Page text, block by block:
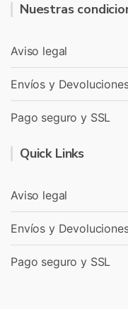
Nuestras
Aviso legal
Envíos y
Pago seguro y SSL
Quick Links
Aviso legal
Envíos y
Pago seguro y SSL